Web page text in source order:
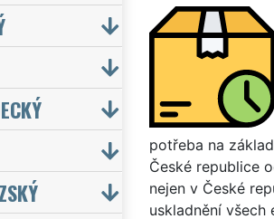
potřeba na
České republice
nejen v České
uskladnění